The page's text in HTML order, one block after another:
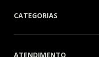
CATEGORIAS
ATENDIMENTO